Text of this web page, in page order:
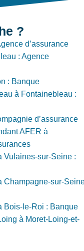
?
d’assurance
: Agence
: Banque
à Fontainebleau :
d’assurance
AFER à
Vulaines-sur-Seine :
Champagne-sur-
Bois-le-Roi : Banque
à Moret-Loing-et-